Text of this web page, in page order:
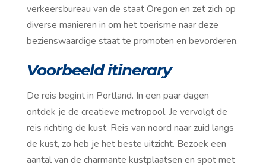
verkeersbureau van de staat Oregon en zet zich op
diverse manieren in om het toerisme naar deze
bezienswaardige staat te promoten en bevorderen.
Voorbeeld itinerary
De reis begint in Portland. In een paar dagen
ontdek je de creatieve metropool. Je vervolgt de
reis richting de kust. Reis van noord naar zuid langs
de kust, zo heb je het beste uitzicht. Bezoek een
aantal van de charmante kustplaatsen en spot met